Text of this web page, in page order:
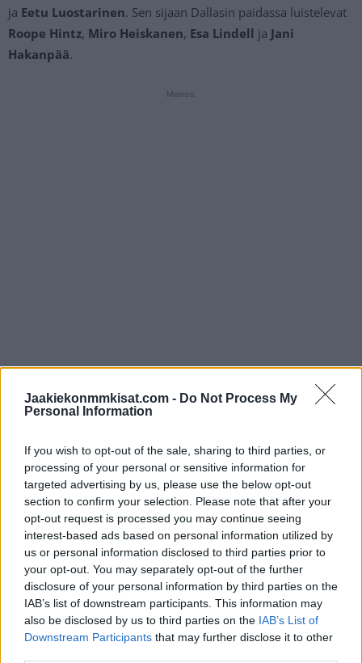
Jaakiekonmmkisat.com - Do Not Process My
Personal Information
If you wish to opt-out of the sale, sharing to third parties, or
processing of your personal or sensitive information for
targeted advertising by us, please use the below opt-out
section to confirm your selection. Please note that after your
opt-out request is processed you may continue seeing
interest-based ads based on personal information utilized by
us or personal information disclosed to third parties prior to
your opt-out. You may separately opt-out of the further
disclosure of your personal information by third parties on the
IAB’s list of downstream participants. This information may
also be disclosed by us to third parties on the IAB’s List of
Downstream Participants that may further disclose it to other
ja Eetu Luostarinen. Sen sijaan Dallasin paidassa luistelevat
Roope Hintz, Miro Heiskanen, Esa Lindell ja Jani
Hakanpää.
Mainos:
Edellisen kerran Suomessa on pelattu NHL-kiekkoa syksyllä
2022, kun Colorado Avalanche ja Columbus Blue Jackets
2-divisioonassa pelaava seura
Seuraava artikkeli
Henri Jokiharju